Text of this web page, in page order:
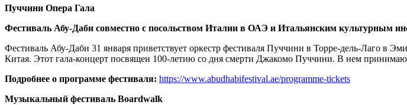
Пуччини Опера Гала
Фестиваль Абу-Даби совместно с посольством Италии в ОАЭ и Итальянским культурным
Фестиваль Абу-Даби 31 января приветствует оркестр фестиваля Пуччини в Торре-дель-Лаго
Китая. Этот гала-концерт посвящен 100-летию со дня смерти Джакомо Пуччини. В нем
Подробнее о программе фестиваля: https://www.abudhabifestival.ae/programme-tickets
Музыкальный фестиваль Boardwalk